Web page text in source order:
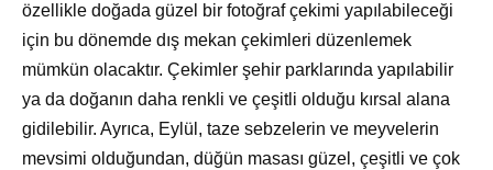
özellikle doğada güzel bir fotoğraf çekimi yapılabileceği
için bu dönemde dış mekan çekimleri düzenlemek
mümkün olacaktır. Çekimler şehir parklarında yapılabilir
ya da doğanın daha renkli ve çeşitli olduğu kırsal alana
gidilebilir. Ayrıca, Eylül, taze sebzelerin ve meyvelerin
mevsimi olduğundan, düğün masası güzel, çeşitli ve çok